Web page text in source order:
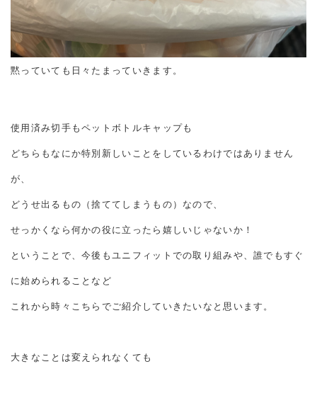
黙っていても日々たまっていきます。
使用済み切手もペットボトルキャップも
どちらもなにか特別新しいことをしているわけではありません
が、
どうせ出るもの（捨ててしまうもの）なので、
せっかくなら何かの役に立ったら嬉しいじゃないか！
ということで、今後もユニフィットでの取り組みや、誰でもすぐ
に始められることなど
これから時々こちらでご紹介していきたいなと思います。
大きなことは変えられなくても